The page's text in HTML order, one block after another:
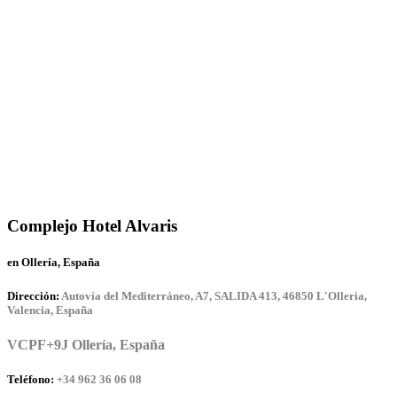
Complejo Hotel Alvaris
en Ollería, España
Dirección: Autovía del Mediterráneo, A7, SALIDA 413, 46850 L'Olleria,
Valencia, España
VCPF+9J Ollería, España
Teléfono: +34 962 36 06 08